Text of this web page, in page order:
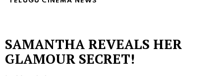
SAMANTHA REVEALS HER
GLAMOUR SECRET!